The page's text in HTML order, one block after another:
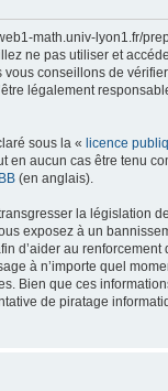
math.univ-lyon1.fr/
ne pas utiliser et
conseillons de
légalement
sous la « licence
en aucun cas être tenu
(en anglais).
la législation
exposez à un
d’aider au
à n’importe quel
Bien que ces
de piratage